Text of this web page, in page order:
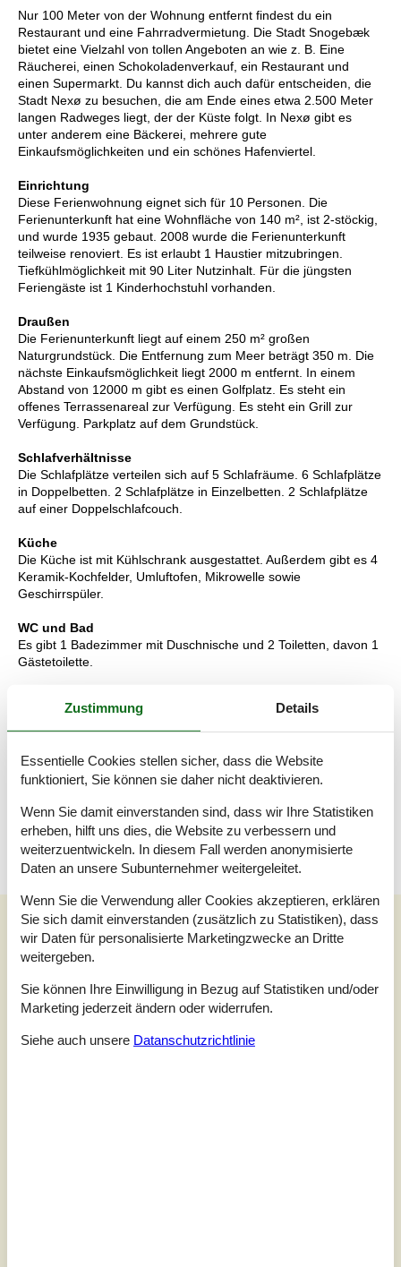
Nur 100 Meter von der Wohnung entfernt findest du ein
Restaurant und eine Fahrradvermietung. Die Stadt Snogebæk
bietet eine Vielzahl von tollen Angeboten an wie z. B. Eine
Räucherei, einen Schokoladenverkauf, ein Restaurant und
einen Supermarkt. Du kannst dich auch dafür entscheiden, die
Stadt Nexø zu besuchen, die am Ende eines etwa 2.500 Meter
langen Radweges liegt, der der Küste folgt. In Nexø gibt es
unter anderem eine Bäckerei, mehrere gute
Einkaufsmöglichkeiten und ein schönes Hafenviertel.
Einrichtung
Diese Ferienwohnung eignet sich für 10 Personen. Die
Ferienunterkunft hat eine Wohnfläche von 140 m², ist 2-stöckig,
und wurde 1935 gebaut. 2008 wurde die Ferienunterkunft
teilweise renoviert. Es ist erlaubt 1 Haustier mitzubringen.
Tiefkühlmöglichkeit mit 90 Liter Nutzinhalt. Für die jüngsten
Feriengäste ist 1 Kinderhochstuhl vorhanden.
Draußen
Die Ferienunterkunft liegt auf einem 250 m² großen
Naturgrundstück. Die Entfernung zum Meer beträgt 350 m. Die
nächste Einkaufsmöglichkeit liegt 2000 m entfernt. In einem
Abstand von 12000 m gibt es einen Golfplatz. Es steht ein
offenes Terrassenareal zur Verfügung. Es steht ein Grill zur
Verfügung. Parkplatz auf dem Grundstück.
Schlafverhältnisse
Die Schlafplätze verteilen sich auf 5 Schlafräume. 6 Schlafplätze
in Doppelbetten. 2 Schlafplätze in Einzelbetten. 2 Schlafplätze
auf einer Doppelschlafcouch.
Küche
Die Küche ist mit Kühlschrank ausgestattet. Außerdem gibt es 4
Keramik-Kochfelder, Umluftofen, Mikrowelle sowie
Geschirrspüler.
WC und Bad
Es gibt 1 Badezimmer mit Duschnische und 2 Toiletten, davon 1
Gästetoilette.
In der Ferienunterkunft gibt es einen Fernseher. Mindestens 4
dänische Fernsehsender. Es steht kabellose Internetverbindung
Wissenswertes
sind. Rauchen ist nicht zugelassen. Bei Nichtbeachtung dieses
Verbots wird eine Gebühr von mindestens EUR 420,- erhoben.
Unsere Gästebewertungen
Unsere Gästebewertungen Externe Bewertungen
3,3 Bezogen auf Bewertungen
Zustimmung Details
Essentielle Cookies stellen sicher, dass die Website
funktioniert, Sie können sie daher nicht deaktivieren.
Wenn Sie damit einverstanden sind, dass wir Ihre Statistiken
erheben, hilft uns dies, die Website zu verbessern und
weiterzuentwickeln. In diesem Fall werden anonymisierte
Daten an unsere Subunternehmer weitergeleitet.
Wenn Sie die Verwendung aller Cookies akzeptieren, erklären
Sie sich damit einverstanden (zusätzlich zu Statistiken), dass
wir Daten für personalisierte Marketingzwecke an Dritte
weitergeben.
Sie können Ihre Einwilligung in Bezug auf Statistiken und/oder
Marketing jederzeit ändern oder widerrufen.
Siehe auch unsere Datanschutzrichtlinie